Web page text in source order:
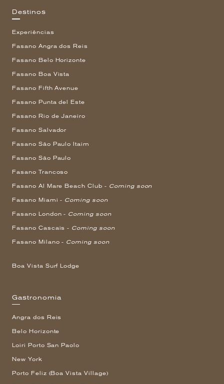
Destinos
Experiências
Fasano Angra dos Reis
Fasano Belo Horizonte
Fasano Boa Vista
Fasano Fifth Avenue
Fasano Punta del Este
Fasano Rio de Janeiro
Fasano Salvador
Fasano São Paulo Itaim
Fasano São Paulo
Fasano Trancoso
Fasano Al Mare Beach Club - Coming soon
Fasano Miami - Coming soon
Fasano London - Coming soon
Fasano Cascais - Coming soon
Fasano Milano - Coming soon
Boa Vista Surf Lodge
Gastronomia
Angra dos Reis
Belo Horizonte
Loiri Porto San Paolo
New York
Porto Feliz (Boa Vista Village)